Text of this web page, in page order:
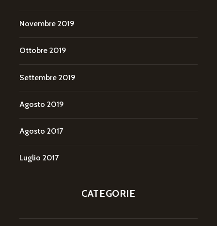
Novembre 2019
Ottobre 2019
Settembre 2019
Agosto 2019
Agosto 2017
Luglio 2017
CATEGORIE